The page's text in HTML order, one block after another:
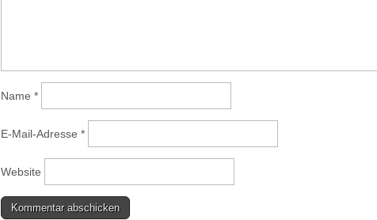
Name *
E-Mail-Adresse *
Website